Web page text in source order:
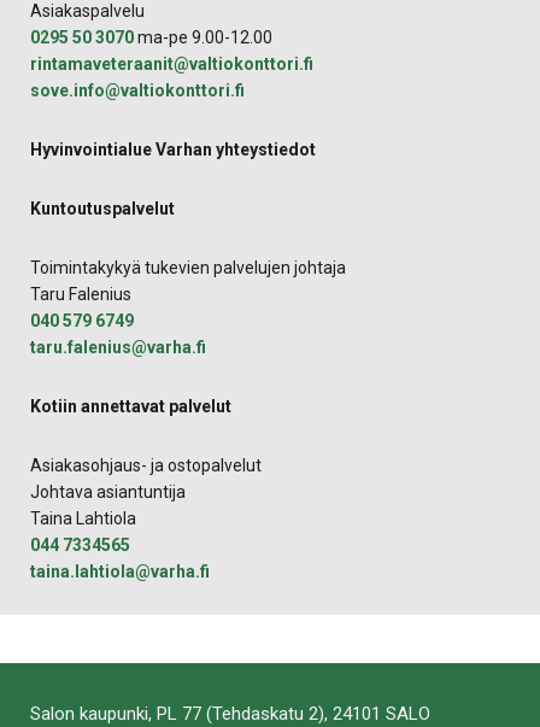
Asiakaspalvelu
0295 50 3070ma-pe 9.00-12.00
rintamaveteraanit@valtiokonttori.fi
sove.info@valtiokonttori.fi
Hyvinvointialue Varhan yhteystiedot
Kuntoutuspalvelut
Toimintakykyä tukevien palvelujen johtaja
Taru Falenius
040 579 6749
taru.falenius@varha.fi
Kotiin annettavat palvelut
Asiakasohjaus- ja ostopalvelut
Johtava asiantuntija
Taina Lahtiola
044 7334565
taina.lahtiola@varha.fi
Salon kaupunki, PL 77 (Tehdaskatu 2), 24101 SALO